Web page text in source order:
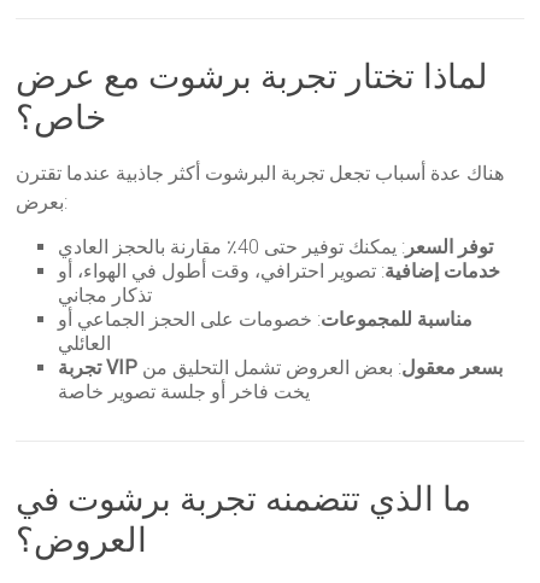
لماذا تختار تجربة برشوت مع عرض
خاص؟
هناك عدة أسباب تجعل تجربة البرشوت أكثر جاذبية عندما تقترن
بعرض:
توفر السعر : يمكنك توفير حتى 40٪ مقارنة بالحجز العادي
خدمات إضافية: تصوير احترافي، وقت أطول في الهواء، أو
تذكار مجاني
مناسبة للمجموعات: خصومات على الحجز الجماعي أو
العائلي
تجربة VIP بسعر معقول: بعض العروض تشمل التحليق من
يخت فاخر أو جلسة تصوير خاصة
ما الذي تتضمنه تجربة برشوت في
العروض؟